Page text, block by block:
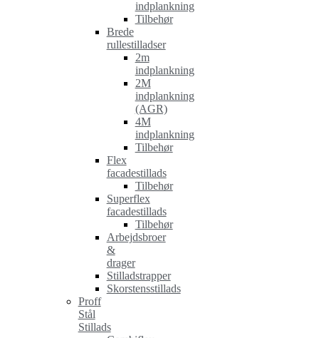
indplankning
Tilbehør
Brede
rullestilladser
2m
indplankning
2M
indplankning
(AGR)
4M
indplankning
Tilbehør
Flex
facadestillads
Tilbehør
Superflex
facadestillads
Tilbehør
Arbejdsbroer
&
drager
Stilladstrapper
Skorstensstillads
Proff
Stål
Stillads